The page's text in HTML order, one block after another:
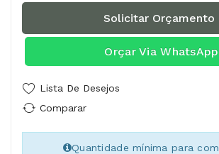
Solicitar Orçamento
Orçar Via WhatsApp
Lista De Desejos
Comparar
Quantidade mínima para